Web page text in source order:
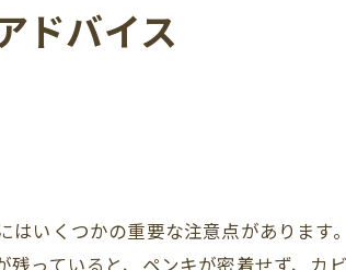
ドバイス
いくつかの重要な注意点がありま
っていると、ペンキが密着せず、